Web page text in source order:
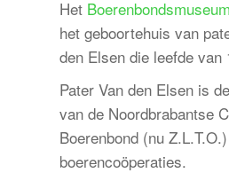
Het Boerenbondsmuseum
het geboortehuis van
den Elsen die leefde van
Pater Van den Elsen is
van de Noordbrabantse
Boerenbond (nu
boerencoöperaties.